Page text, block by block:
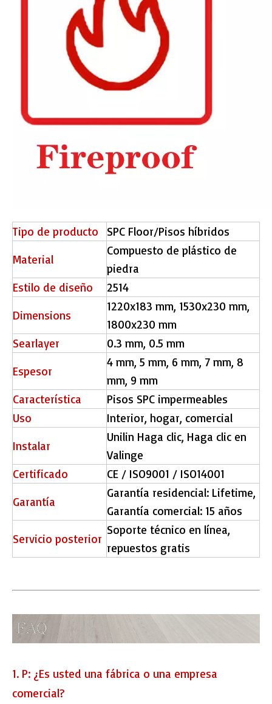
Tipo de producto
SPC Floor/Pisos híbridos
Material
Compuesto de plástico de
piedra
Estilo de diseño
2514
Dimensions
1220x183 mm, 1530x230 mm,
1800x230 mm
Searlayer
0.3 mm, 0.5 mm
Espesor
4 mm, 5 mm, 6 mm, 7 mm, 8
mm, 9 mm
Característica
Pisos SPC impermeables
Uso
Interior, hogar, comercial
Instalar
Unilin Haga clic, Haga clic en
Valinge
Certificado
CE / ISO9001 / ISO14001
Garantía
Garantía residencial: Lifetime,
Garantía comercial: 15 años
Servicio posterior
Soporte técnico en línea,
repuestos gratis
1. P: ¿Es usted una fábrica o una empresa
comercial?